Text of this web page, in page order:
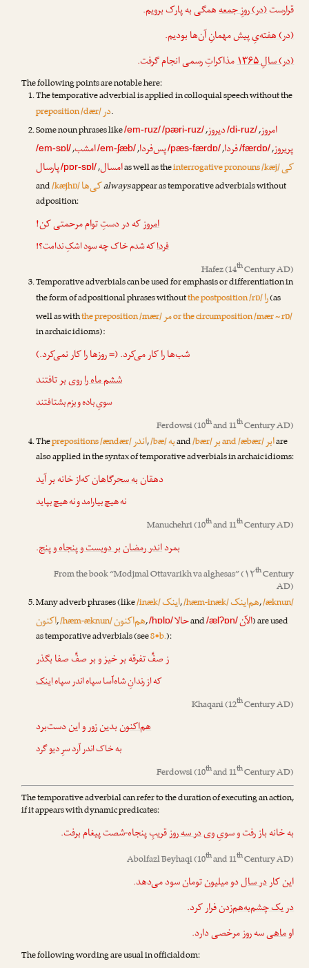
قرارست(در) روزِ جمعههمگی به پارک برویم.
(در) هفته‌یِ پیشمهمانِ آن‌ها بودیم.
(در) سالِ ۱۳۶۵
مذاکراتِ رسمی انجام گرفت.
The following points are notable here:
The temporative adverbial is applied in colloquial speech without the
preposition /dær/در.
Some noun phrases like/em-ruz/ امروز,
/di-ruz/دیروز,
/pæri-ruz/
پریروز,
/færdɒ/فردا,
/pæs-færdɒ/پس‌فردا,
/em-ʃæb/امشب,
/em-sɒl/
امسال,
/pɒr-sɒl/پارسال as well as theinterrogative pronouns /kæj/کی
and/kæjhɒ/کی‌هاalwaysappear as temporative adverbials without
adposition:
امروزکه در دستِ توام مرحمتی کن!
فرداکه شدم خاک چه سود اشکِ ندامت؟!
Hafez(14thCentury AD)
Temporative adverbials can be used for emphasis or differentiation in
the form of adpositional phrases withoutthe postposition /rɒ/را(as
well as withthe preposition /mær/مرor the circumposition /mær ~ rɒ/
in archaic idioms):
شب‌ها را کار می‌کرد. (= روزها را کار نمی‌کرد.)
ششم ماه راروی بر تافتند
سویِ باده و بزم بشتافتند
Ferdowsi(10thand 11thCentury AD)
Theprepositions /ændær/اندر,/bæ/بهand/bær/برand /æbær/ابرare
also applied in the syntax of temporative adverbials in archaic idioms:
دهقانبه سحرگاهانکه‌از خانه بر آید
نه هیچ بیارامد و نه هیچ بپاید
Manuchehri(10thand 11thCentury AD)
بمرداندر رمضانبر دویست و پنجاه و پنج.
From the book “Modjmal Ottavarikh va alghesas” (۱۲thCentury
AD)
Many adverb phrases (like/inæk/اینک,/hæm-inæk/هم‌اینک,/æknun/
اکنون,/hæm-æknun/هم‌اکنون,/hɒlɒ/حالاand/ælʔɒn/الآن) are used
as temporative adverbials (see8•b.):
ز صفِّ تفرقه بر خیز و بر صفِّ صفا بگذر
که از رندانِ شاه‌آسا سپاه اندر سپاهاینک
Khaqani(12thCentury AD)
هم‌اکنونبدین زور و این دست‌برد
به خاک اندر آرد سرِ دیو گرد
Ferdowsi(10thand 11thCentury AD)
The temporative adverbial can refer to the duration of executing an action,
if it appears with dynamic predicates:
به خانه باز رفت و سویِ ویدر سه روزقریبِ پنجاه-شصت پیغام برفت.
Abolfazl Beyhaqi(10thand 11thCentury AD)
این کاردر سالدو میلیون تومان سود می‌دهد.
در یک چشم‌به‌هم‌زدنفرار کرد.
اوماهیسه روز مرخصی دارد.
The following wording are usual in officialdom: